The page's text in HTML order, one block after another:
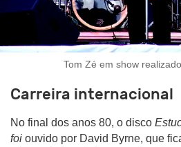
Tom Zé em show
Carreira internacional
No final dos anos 80, o disco
foi ouvido por David Byrne, que